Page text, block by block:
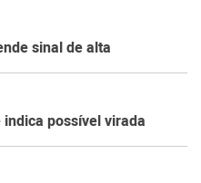
sinal de alta
possível virada